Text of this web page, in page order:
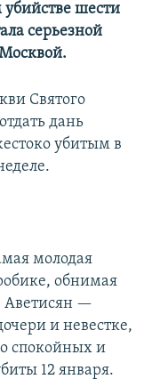
убийстве шести
серьезной
Святого
дань
убитым в
молодая
обнимая
Аветисян —
и невестке,
спокойных и
12 января.